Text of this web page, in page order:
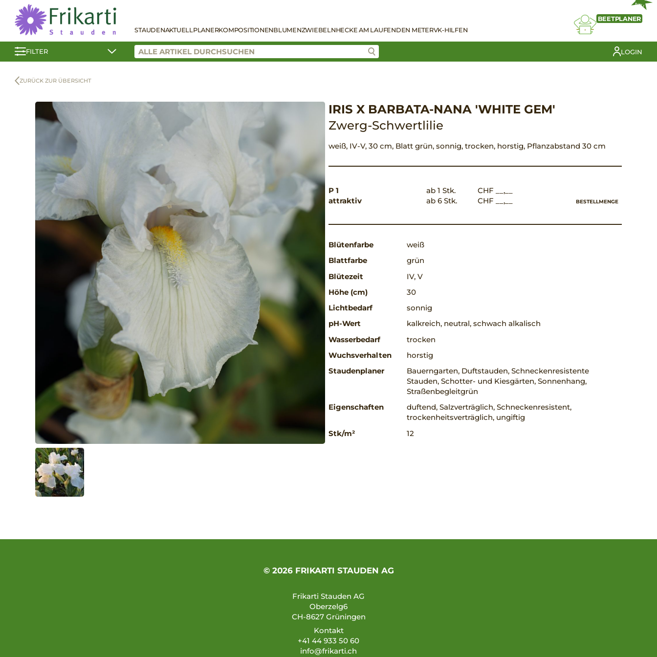
STAUDENAKTUELLPLANERKOMPOSITIONENBLUMENZWIEBELNHECKE AM LAUFENDEN METERVK-HILFEN
NEU
BEETPLANER
FILTER LOGIN
ZURÜCK ZUR ÜBERSICHT
IRIS X BARBATA-NANA 'WHITE GEM'
Zwerg-Schwertlilie
weiß, IV-V, 30 cm, Blatt grün, sonnig, trocken, horstig, Pflanzabstand 30 cm
P 1
attraktiv
ab 1 Stk.
CHF __,__
ab 6 Stk.
CHF __,__ BESTELLMENGE
Blütenfarbe
weiß
Blattfarbe
grün
Blütezeit
IV, V
Höhe (cm)
30
Lichtbedarf
sonnig
pH-Wert
kalkreich, neutral, schwach alkalisch
Wasserbedarf
trocken
Wuchsverhalten
horstig
Staudenplaner
Bauerngarten, Duftstauden, Schneckenresistente
Stauden, Schotter- und Kiesgärten, Sonnenhang,
Straßenbegleitgrün
Eigenschaften
duftend, Salzverträglich, Schneckenresistent,
trockenheitsverträglich, ungiftig
Stk/m²
12
© 2026 FRIKARTI STAUDEN AG
Frikarti Stauden AG
Oberzelg6
CH-8627 Grüningen
Kontakt
+41 44 933 50 60
info@frikarti.ch